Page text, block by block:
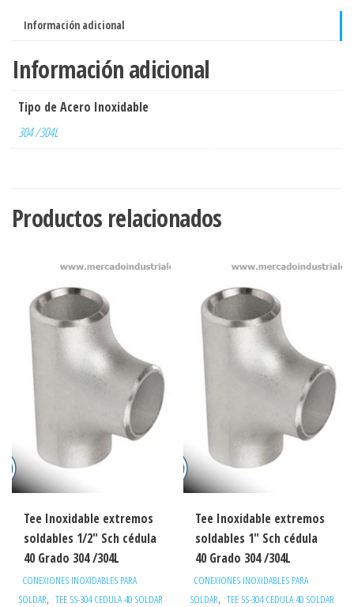
Información adicional
Información adicional
Tipo de Acero Inoxidable
304 /304L
Productos relacionados
Tee Inoxidable extremos
soldables 1/2″ Sch cédula
40 Grado 304 /304L
CONEXIONES INOXIDABLES PARA
SOLDAR, TEE SS-304 CEDULA 40 SOLDAR
Tee Inoxidable extremos
soldables 1″ Sch cédula
40 Grado 304 /304L
CONEXIONES INOXIDABLES PARA
SOLDAR, TEE SS-304 CEDULA 40 SOLDAR